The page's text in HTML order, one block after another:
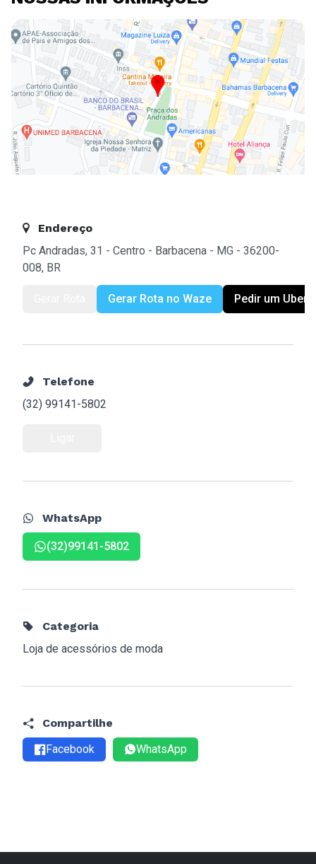
Endereço
Pc Andradas, 31 - Centro - Barbacena - MG - 36200-
008, BR
Gerar Rota no Waze Pedir um Uber
Telefone
(32) 99141-5802
WhatsApp
(32)99141-5802
Categoria
Loja de acessórios de moda
Compartilhe
Facebook
WhatsApp